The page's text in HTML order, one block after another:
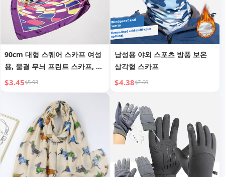
90cm 대형 스퀘어 스카프 여성
용, 물결 무늬 프린트 스카프, 새
틴 모조 실크 새틴 숄 헤드스카
$3.45$5.93
남성용 야외 스포츠 방풍 보온
삼각형 스카프
$4.38$7.60